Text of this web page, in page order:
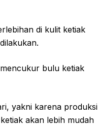
di kulit ketiak
bulu ketiak
yakni karena produksi
akan lebih mudah